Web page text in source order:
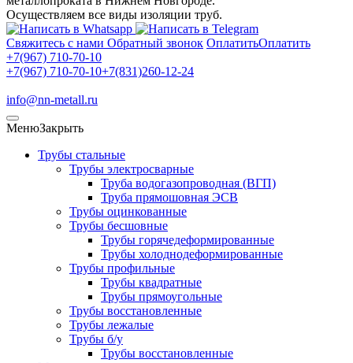
Осуществляем все виды изоляции труб.
Свяжитесь с нами Обратный звонок ОплатитьОплатить
+7(967) 710-70-10
+7(967) 710-70-10+7(831)260-12-24
info@nn-metall.ru
МенюЗакрыть
Трубы стальные
Трубы электросварные
Труба водогазопроводная (ВГП)
Труба прямошовная ЭСВ
Трубы оцинкованные
Трубы бесшовные
Трубы горячедеформированные
Трубы холоднодеформированные
Трубы профильные
Трубы квадратные
Трубы прямоугольные
Трубы восстановленные
Трубы лежалые
Трубы б/у
Трубы восстановленные